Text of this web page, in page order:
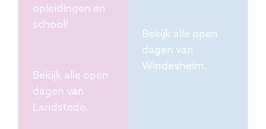
opleidingen en
school!
Bekijk alle open
dagen van
Landstede.
Bekijk alle open
dagen van
Windesheim.